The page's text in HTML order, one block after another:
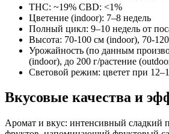
THC: ~19% CBD: <1%
Цветение (indoor): 7–8 недель
Полный цикл: 9–10 недель от
Высота: 70-100 см (indoor), 70-
Урожайность (по данным
(indoor), до 200 г/растение
Световой режим: цветет при
Вкусовые качества и
Аромат и вкус: интенсивный сладкий